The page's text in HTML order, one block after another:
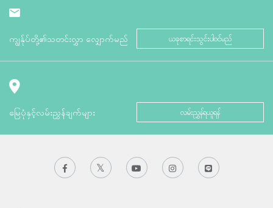
ကျွန်ုပ်တို့၏သတင်းလွှာ လျှောက်မည် ယခုစာရင်းသွင်းပါဝင်မည်
မြေပုံနှင့်လမ်းညွှန်ချက်များ လမ်းညွှန်ရယူရန်